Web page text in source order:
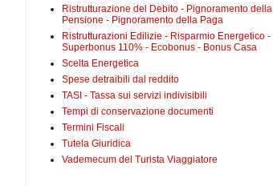
Ristrutturazione del Debito - Pignoramento della
Pensione - Pignoramento della Paga
Ristrutturazioni Edilizie - Risparmio Energetico -
Superbonus 110% - Ecobonus - Bonus Casa
Scelta Energetica
Spese detraibili dal reddito
TASI - Tassa sui servizi indivisibili
Tempi di conservazione documenti
Termini Fiscali
Tutela Giuridica
Vademecum del Turista Viaggiatore